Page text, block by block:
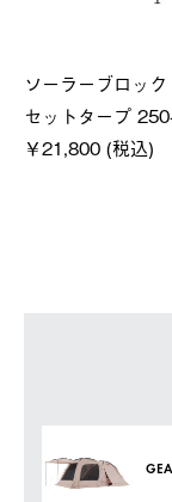
ソーラーブロッ
セットタープ
￥21,800 (税込)